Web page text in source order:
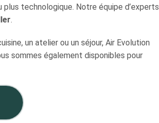
technologique. Notre équipe d’experts
.
un atelier ou un séjour, Air Evolution
sommes également disponibles pour